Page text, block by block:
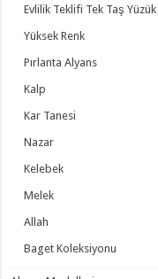
Evlilik Teklifi Tek Taş
Yüksek Renk
Pırlanta Alyans
Kalp
Kar Tanesi
Nazar
Kelebek
Melek
Allah
Baget Koleksiyonu